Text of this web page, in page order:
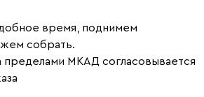
время, поднимем
собрать.
пределами МКАД согласовывается